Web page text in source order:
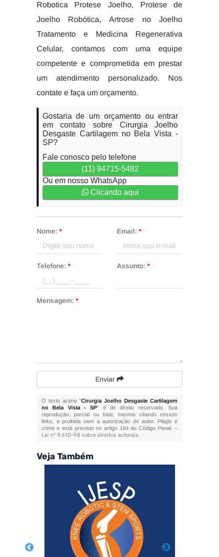
Robotica Protese Joelho, Protese de
Joelho Robótica, Artrose no Joelho
Tratamento e Medicina Regenerativa
Celular, contamos com uma equipe
competente e comprometida em prestar
um atendimento personalizado. Nos
contate e faça um orçamento.
Gostaria de um orçamento ou entrar
em contato sobre Cirurgia Joelho
Desgaste Cartilagem no Bela Vista -
SP?
Fale conosco pelo telefone
(11) 94715-5482
Ou em nosso WhatsApp
Clicando aqui
Nome: * Email: *
Telefone: * Assunto: *
Mensagem: *
Enviar
O texto acima "Cirurgia Joelho Desgaste Cartilagem
no Bela Vista - SP" é de direito reservado. Sua
reprodução, parcial ou total, mesmo citando nossos
links, é proibida sem a autorização do autor. Plágio é
crime e está previsto no artigo 184 do Código Penal. –
Lei n° 9.610-98 sobre direitos autorais.
Veja Também